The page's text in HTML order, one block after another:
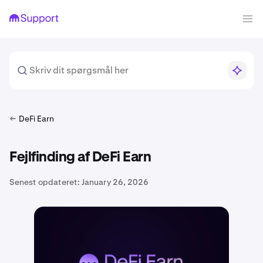
DeFi Earn
Fejlfinding af DeFi Earn
Senest opdateret: January 26, 2026